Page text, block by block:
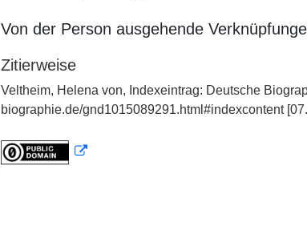
Von der Person ausgehende
Zitierweise
Veltheim, Helena von, Indexeintrag: Deutsche
biographie.de/gnd1015089291.html#indexcontent